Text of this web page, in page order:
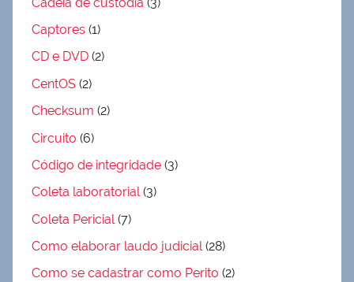
Captores (1)
CD e DVD (2)
CentOS (2)
Checksum (2)
Circuito (6)
Código de integridade (3)
Coleta laboratorial(3)
Coleta Pericial (7)
Como elaborar laudo judicial(28)
Como se cadastrar como Perito (2)